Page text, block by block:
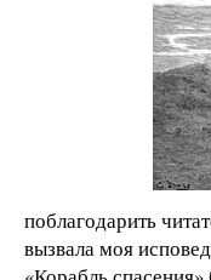
поблагодарить
вызвала моя